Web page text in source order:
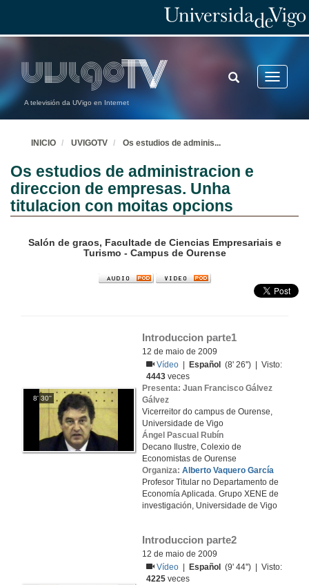
A televisión da UVigo en Internet
Toggle
TOGGLE
SEARCH
INICIO UVIGOTV Os estudios de adminis...
Os estudios de administracion e
direccion de empresas. Unha
titulacion con moitas opcions
Salón de graos, Facultade de Ciencias Empresariais e
Turismo - Campus de Ourense
8' 30''
Introduccion parte1
12 de maio de 2009
Vídeo
Español
(8' 26'') | Visto:
4443 veces
Presenta: Juan Francisco Gálvez
Gálvez
Vicerreitor do campus de Ourense,
Universidade de Vigo
Ángel Pascual Rubín
Decano Ilustre, Colexio de
Economistas de Ourense
Organiza: Alberto Vaquero García
Profesor Titular no Departamento de
Economía Aplicada. Grupo XENE de
investigación, Universidade de Vigo
Introduccion parte2
12 de maio de 2009
Vídeo
Español
(9' 44'') | Visto:
4225 veces